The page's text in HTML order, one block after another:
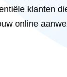
klanten
online